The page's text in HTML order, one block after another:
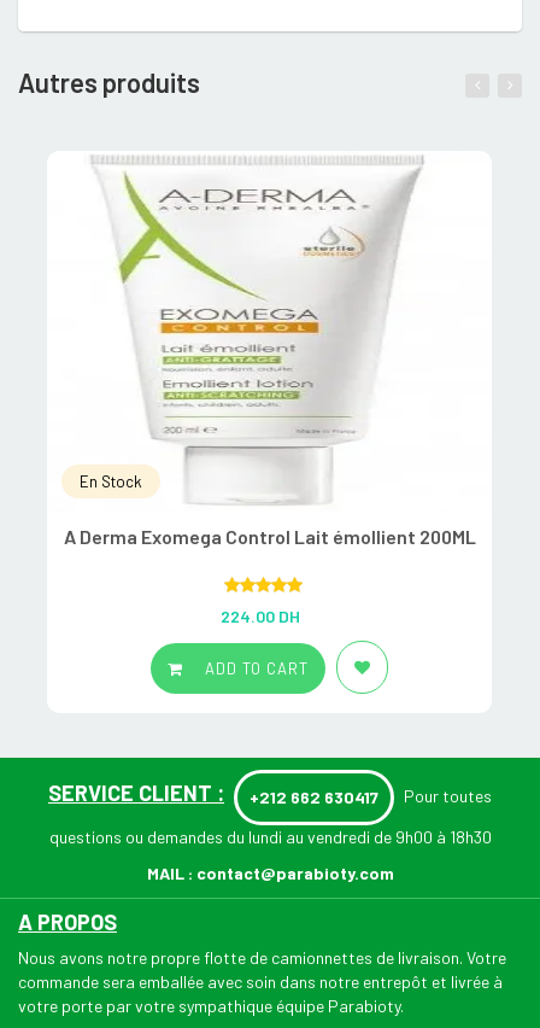
Autres produits
En Stock
A Derma Exomega Control Lait émollient 200ML
out of 5
224.00 DH
ADD TO CART
SERVICE CLIENT : +212 662 630417 Pour toutes
questions ou demandes du lundi au vendredi de 9h00 à 18h30
MAIL : contact@parabioty.com
A PROPOS
Nous avons notre propre flotte de camionnettes de livraison. Votre
commande sera emballée avec soin dans notre entrepôt et livrée à
votre porte par votre sympathique équipe Parabioty.